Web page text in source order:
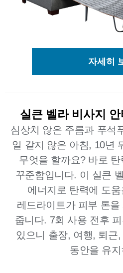
자세히
실큰 벨라 비사지 안
심상치 않은 주름과 푸석
일 같지 않은 아침, 10년
무엇을 할까요? 바로
꾸준함입니다. 이 실큰
에너지로 탄력에 도
레드라이트가 피부 톤
줍니다. 7회 사용 전후
있으니 출장, 여행, 퇴근
동안을 유